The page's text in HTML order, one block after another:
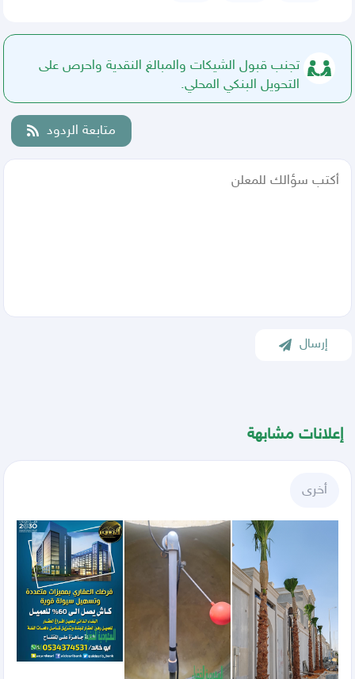
إعلانات مشابهة
تجنب قبول الشيكات والمبالغ النقدية واحرص على
التحويل البنكي المحلي.
متابعة الردود
إرسال
أخرى